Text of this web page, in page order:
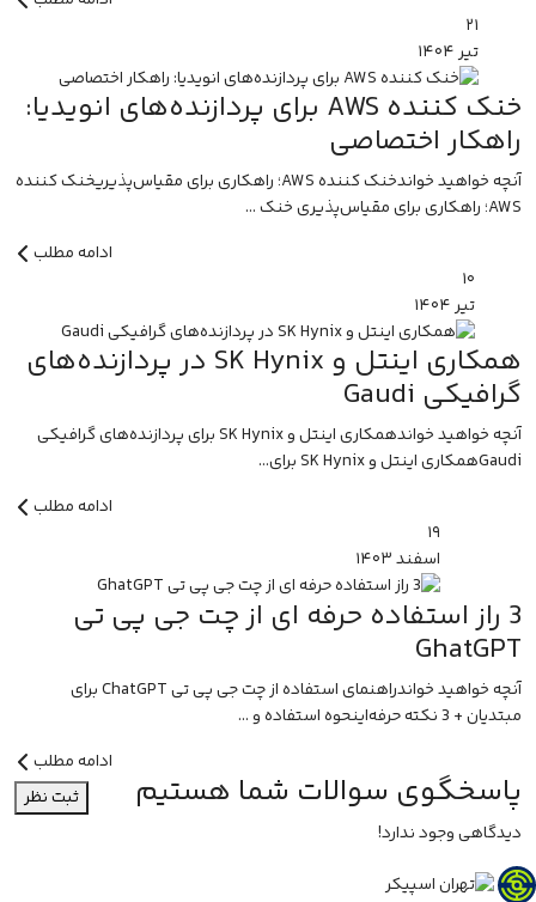
۲۱
تیر۱۴۰۴
خنک کننده AWS برای پردازنده‌های انویدیا:
راهکار اختصاصی
آنچه خواهید خواندخنک کننده AWS؛ راهکاری برای مقیاس‌پذیریخنک کننده
AWS؛ راهکاری برای مقیاس‌پذیری خنک ...
ادامه مطلب
۱۰
تیر۱۴۰۴
همکاری اینتل و SK Hynix در پردازنده‌های
گرافیکی Gaudi
آنچه خواهید خواندهمکاری اینتل و SK Hynix برای پردازنده‌های گرافیکی
Gaudiهمکاری اینتل و SK Hynix برای...
ادامه مطلب
۱۹
اسفند۱۴۰۳
3 راز استفاده حرفه ای از چت جی پی تی
GhatGPT
آنچه خواهید خواندراهنمای استفاده از چت جی پی تی ChatGPT برای
مبتدیان + 3 نکته حرفه‌اینحوه استفاده و ...
ادامه مطلب
پاسخگوی سوالات شما هستیم
ثبت نظر
دیدگاهی وجود ندارد!